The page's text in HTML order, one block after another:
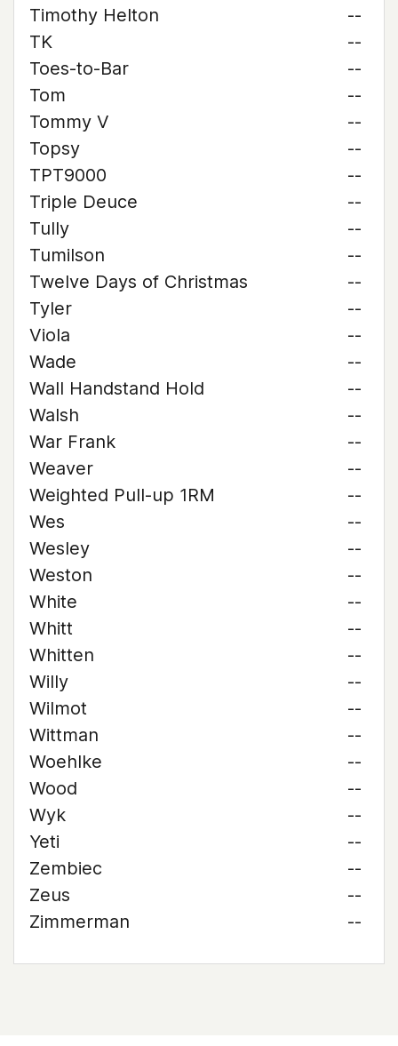
Timothy Helton
--
TK
--
Toes-to-Bar
--
Tom
--
Tommy V
--
Topsy
--
TPT9000
--
Triple Deuce
--
Tully
--
Tumilson
--
Twelve Days of Christmas
--
Tyler
--
Viola
--
Wade
--
Wall Handstand Hold
--
Walsh
--
War Frank
--
Weaver
--
Weighted Pull-up 1RM
--
Wes
--
Wesley
--
Weston
--
White
--
Whitt
--
Whitten
--
Willy
--
Wilmot
--
Wittman
--
Woehlke
--
Wood
--
Wyk
--
Yeti
--
Zembiec
--
Zeus
--
Zimmerman
--